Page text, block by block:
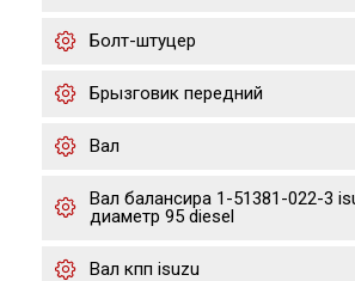
Болт-штуцер
Брызговик передний
Вал
Вал балансира 1-51381-022-3
диаметр 95 diesel
Вал кпп isuzu